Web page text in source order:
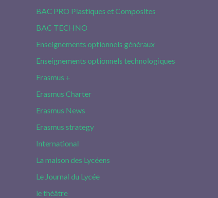
BAC PRO Plastiques et Composites
BAC TECHNO
Enseignements optionnels généraux
Enseignements optionnels technologiques
Erasmus +
Erasmus Charter
Erasmus News
Erasmus strategy
International
La maison des Lycéens
Le Journal du Lycée
le théâtre